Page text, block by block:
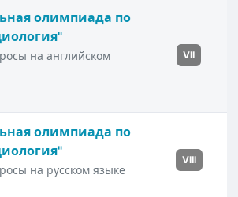
олимпиада по
на английском
VII
олимпиада по
на русском языке
VIII